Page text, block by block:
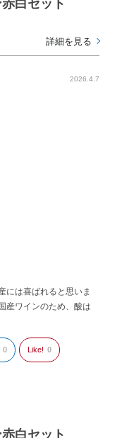
白セット
詳細を見る
2026.4.7
には喜ばれると思いま
産ワインのため、酸は
0 Like! 0
白セット